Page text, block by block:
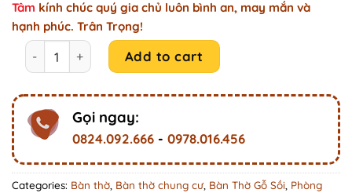
Tâm kính chúc quý gia chủ luôn bình an, may mắn và
hạnh phúc. Trân Trọng!
Mẫu bàn thờ chung cư Minh Đức thiết kế nhị cấp TT100
Add to cart
Gọi ngay:
0824.092.666- 0978.016.456
Categories: Bàn thờ, Bàn thờ chung cư, Bàn Thờ Gỗ Sồi, Phòng